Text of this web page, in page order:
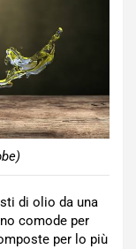
di olio da una
comode per
per lo più